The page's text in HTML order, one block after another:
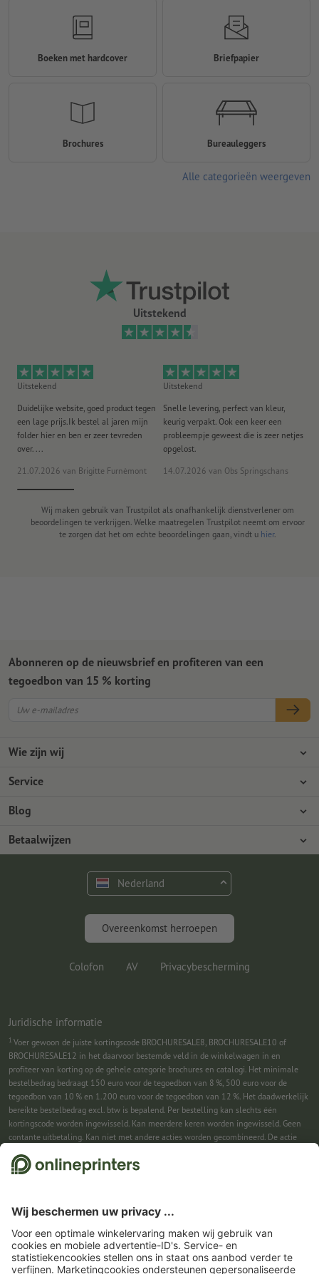
Uitstekend
Uitstekend
Duidelijke website, goed product tegen
een lage prijs.Ik bestel al jaren mijn
folder hier en ben er zeer tevreden
over. ...
21.07.2026 van Brigitte Furnèmont
Uitstekend
Snelle levering, perfect van kleur,
keurig verpakt. Ook een keer een
probleempje geweest die is zeer netjes
opgelost.
14.07.2026 van Obs Springschans
Wij maken gebruik van Trustpilot als onafhankelijk dienstverlener om
beoordelingen te verkrijgen. Welke maatregelen Trustpilot neemt om ervoor
te zorgen dat het om echte beoordelingen gaan, vindt u hier.
Boeken met hardcover Briefpapier
Brochures Bureauleggers
Alle categorieën weergeven
Wie zijn wij
Ondernemingen
Milieubescherming
Service
Betaalwijzen
Verzending
Premium programma
Blog
Photoshop-tutorials
Gratis lettertypes en fonts
Marketing en insights
Betaalwijzen
Abonneren op de nieuwsbrief en profiteren van een
tegoedbon van 15 % korting
Nederland
Overeenkomst herroepen
Colofon AV Privacybescherming
Juridische informatie
1 Voer gewoon de juiste kortingscode BROCHURESALE8, BROCHURESALE10 of
BROCHURESALE12 in het daarvoor bestemde veld in de winkelwagen in en
profiteer van korting op de gehele categorie brochures en catalogi. Het minimale
bestelbedrag bedraagt 150 euro voor de tegoedbon van 8 %, 500 euro voor de
tegoedbon van 10 % en 1.200 euro voor de tegoedbon van 12 %. Het daadwerkelijk
bereikte bestelbedrag excl. btw is bepalend. Per bestelling kan slechts één
kortingscode worden ingewisseld. Kan meerdere keren worden ingewisseld. Geen
contante uitbetaling. Kan niet met andere acties worden gecombineerd. De actie
2Je ontvangst eerst een e-mail waarin je de aanmelding voor de nieuwsbrief
ingewisseld. Geen minimumbestelwaarde. Maximale hoogte van de korting: € 150
van de bestelwaarde (netto). Geen contante uitbetaling. Kan niet worden
gecombineerd met andere acties of kortingscodes.De tegoedbon is na ontvangst
zes weken geldig.